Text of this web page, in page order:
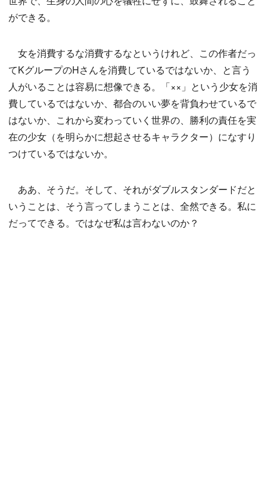
ができる。
女を消費するな消費するなというけれど、この作者だっ
てKグループのHさんを消費しているではないか、と言う
人がいることは容易に想像できる。「××」という少女を消
費しているではないか、都合のいい夢を背負わせているで
はないか、これから変わっていく世界の、勝利の責任を実
在の少女（を明らかに想起させるキャラクター）になすり
つけているではないか。
ああ、そうだ。そして、それがダブルスタンダードだと
いうことは、そう言ってしまうことは、全然できる。私に
だってできる。ではなぜ私は言わないのか？